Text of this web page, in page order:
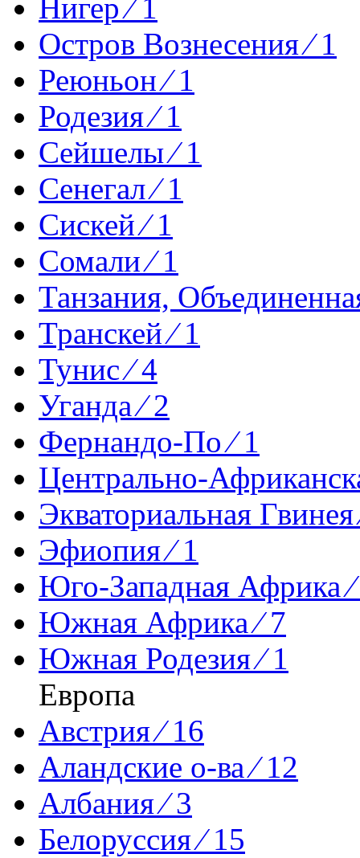
Нигер ⁄ 1
Остров Вознесения ⁄ 1
Реюньон ⁄ 1
Родезия ⁄ 1
Сейшелы ⁄ 1
Сенегал ⁄ 1
Сискей ⁄ 1
Сомали ⁄ 1
Танзания,
Транскей ⁄ 1
Тунис ⁄ 4
Уганда ⁄ 2
Фернандо-По ⁄ 1
Центрально-
Экваториальная Гвинея
Эфиопия ⁄ 1
Юго-Западная Африка
Южная Африка ⁄ 7
Южная Родезия ⁄ 1
Европа
Австрия ⁄ 16
Аландские о-ва ⁄ 12
Албания ⁄ 3
Белоруссия ⁄ 15